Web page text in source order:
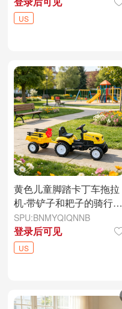
US
黄色儿童脚踏卡丁车拖拉
机-带铲子和耙子的骑行玩
具，适合户外建筑游戏
SPU:BNMYQIQNNB
登录后可见
US